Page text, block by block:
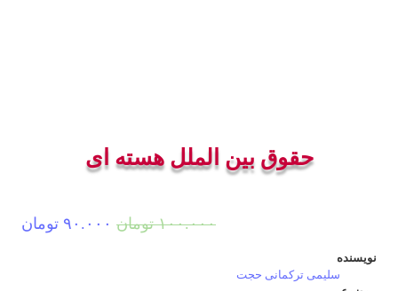
حقوق بین الملل هسته ای
۱۰۰.۰۰۰ تومان قیمت
۹۰.۰۰۰ تومان
نویسنده
سلیمی ترکمانی حجت